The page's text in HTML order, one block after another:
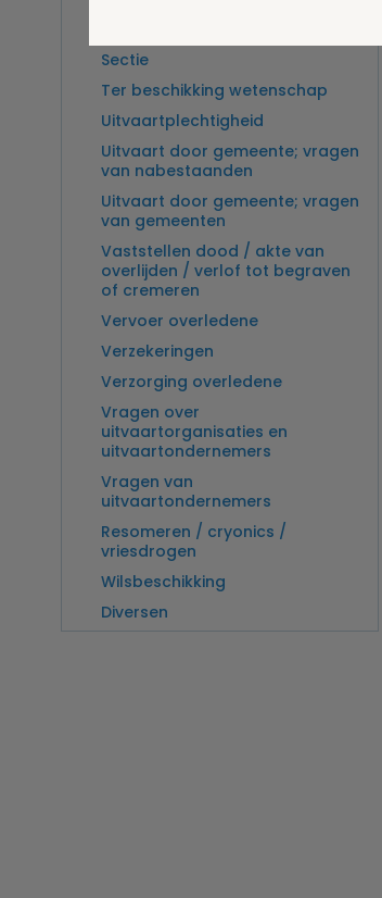
Sectie
Ter beschikking wetenschap
Uitvaartplechtigheid
Uitvaart door gemeente; vragen
van nabestaanden
Uitvaart door gemeente; vragen
van gemeenten
Vaststellen dood / akte van
overlijden / verlof tot begraven
of cremeren
Vervoer overledene
Verzekeringen
Verzorging overledene
Vragen over
uitvaartorganisaties en
uitvaartondernemers
Vragen van
uitvaartondernemers
Resomeren / cryonics /
vriesdrogen
Wilsbeschikking
Diversen